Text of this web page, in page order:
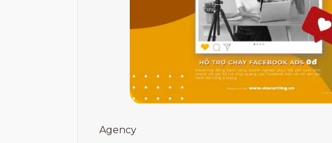
Agency